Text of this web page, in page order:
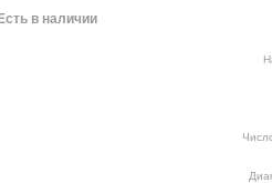
Есть в наличии